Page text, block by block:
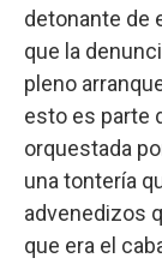
detonante de
que la
pleno
esto es parte
orquestada
una tontería
advenedizos
que era el